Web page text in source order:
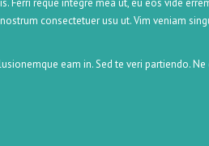
Ferri reque integre mea ut, eu eos vide
consectetuer usu ut. Vim veniam
eam in. Sed te veri partiendo.